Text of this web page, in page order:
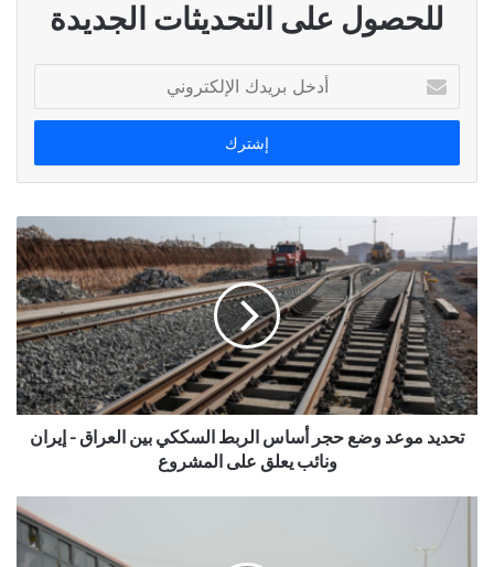
للحصول على التحديثات الجديدة
بريدك
الإلكتروني
تحديد موعد وضع حجر أساس الربط السككي بين العراق - إيران
ونائب يعلق على المشروع